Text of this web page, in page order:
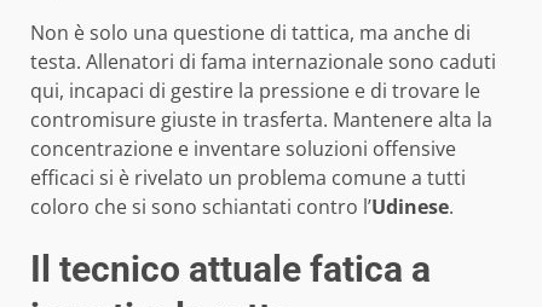
Non è solo una questione di tattica, ma anche di
testa. Allenatori di fama internazionale sono caduti
qui, incapaci di gestire la pressione e di trovare le
contromisure giuste in trasferta. Mantenere alta la
concentrazione e inventare soluzioni offensive
efficaci si è rivelato un problema comune a tutti
coloro che si sono schiantati contro l’Udinese.
Il tecnico attuale fatica a